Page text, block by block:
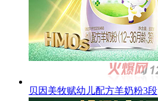
贝因美牧赋幼儿配方羊奶粉3段